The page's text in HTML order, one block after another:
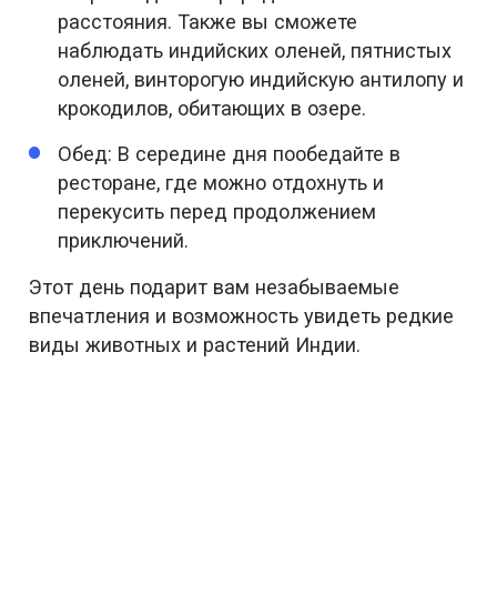
расстояния. Также вы сможете
наблюдать индийских оленей, пятнистых
оленей, винторогую индийскую антилопу и
крокодилов, обитающих в озере.
Обед: В середине дня пообедайте в
ресторане, где можно отдохнуть и
перекусить перед продолжением
приключений.
Этот день подарит вам незабываемые
впечатления и возможность увидеть редкие
виды животных и растений Индии.